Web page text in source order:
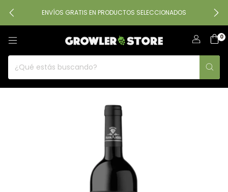
ENVÍOS GRATIS EN PRODUCTOS SELECCIONADOS
0